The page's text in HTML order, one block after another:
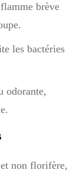
brève
les bactéries
odorante,
non florifère,